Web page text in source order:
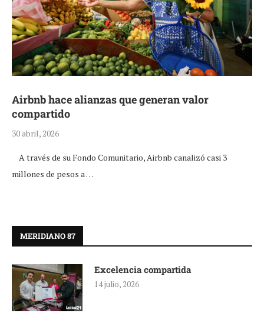
Airbnb hace alianzas que generan valor
compartido
30 abril, 2026
A través de su Fondo Comunitario, Airbnb canalizó casi 3
millones de pesos a …
MERIDIANO 87
Excelencia compartida
14 julio, 2026